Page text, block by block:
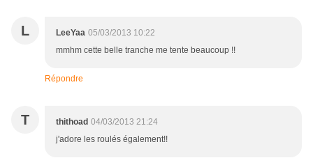
L LeeYaa 05/03/2013 10:22
mmhm cette belle tranche me tente beaucoup !!
Répondre
T thithoad 04/03/2013 21:24
j'adore les roulés également!!